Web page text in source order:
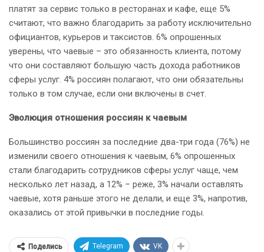
платят за сервис только в ресторанах и кафе, еще 5%
считают, что важно благодарить за работу исключительно
официантов, курьеров и таксистов. 6% опрошенных
уверены, что чаевые – это обязанность клиента, потому
что они составляют большую часть дохода работников
сферы услуг. 4% россиян полагают, что они обязательны
только в том случае, если они включены в счет.
Эволюция отношения россиян к чаевым
Большинство россиян за последние два-три года (76%) не
изменили своего отношения к чаевым, 6% опрошенных
стали благодарить сотрудников сферы услуг чаще, чем
несколько лет назад, а 12% – реже, 3% начали оставлять
чаевые, хотя раньше этого не делали, и еще 3%, напротив,
оказались от этой привычки в последние годы.
Поделись Telegram VK